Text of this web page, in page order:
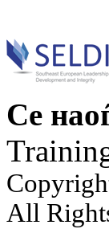
Се
All